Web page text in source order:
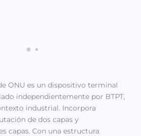
ONU es un dispositivo terminal
independientemente por BTPT,
industrial. Incorpora
de dos capas y
capas. Con una estructura